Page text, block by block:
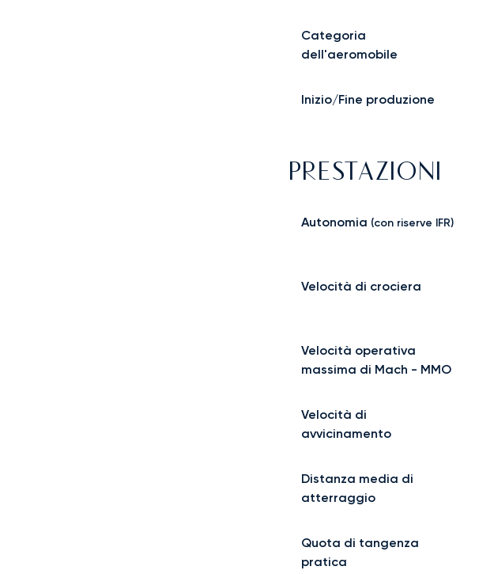
Categoria
dell'aeromobile
Inizio/Fine produzione
PRESTAZIONI
Autonomia (con riserve IFR)
Velocità di crociera
Velocità operativa
massima di Mach - MMO
Velocità di
avvicinamento
Distanza media di
atterraggio
Quota di tangenza
pratica